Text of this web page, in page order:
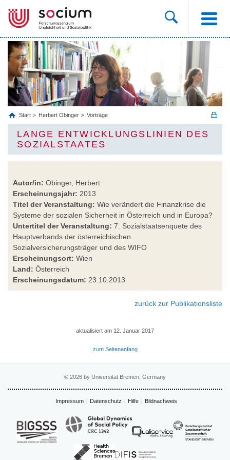
Start Herbert Obinger Vorträge
LANGE ENTWICKLUNGSLINIEN DES
SOZIALSTAATES
Autor/in: Obinger, Herbert
Erscheinungsjahr: 2013
Titel der Veranstaltung: Wie verändert die Finanzkrise die
Systeme der sozialen Sicherheit in Österreich und in Europa?
Untertitel der Veranstaltung: 7. Sozialstaatsenquete des
Hauptverbands der österreichischen
Sozialversicherungsträger und des WIFO
Erscheinungsort: Wien
Land: Österreich
Erscheinungsdatum: 23.10.2013
zurück zur Publikationsliste
aktualisiert am 12. Januar 2017
zum Seitenanfang
© 2026 by Universität Bremen, Germany
Impressum Datenschutz Hilfe Bildnachweis